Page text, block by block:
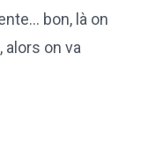
bon, là on
on va